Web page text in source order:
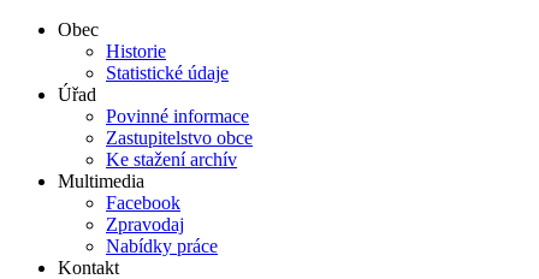
Obec
Historie
Statistické údaje
Úřad
Povinné informace
Zastupitelstvo obce
Ke stažení archív
Multimedia
Facebook
Zpravodaj
Nabídky práce
Kontakt